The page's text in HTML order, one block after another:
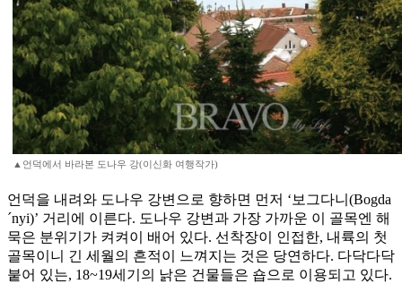
▲언덕에서 바라본 도나우 강(이신화 여행작가)
언덕을 내려와 도나우 강변으로 향하면 먼저 ‘보그다니(Bogda
´nyi)’ 거리에 이른다. 도나우 강변과 가장 가까운 이 골목엔 해
묵은 분위기가 켜켜이 배어 있다. 선착장이 인접한, 내륙의 첫
골목이니 긴 세월의 흔적이 느껴지는 것은 당연하다. 다닥다닥
붙어 있는, 18~19세기의 낡은 건물들은 숍으로 이용되고 있다.